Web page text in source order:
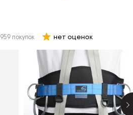
959 покупок нет оценок